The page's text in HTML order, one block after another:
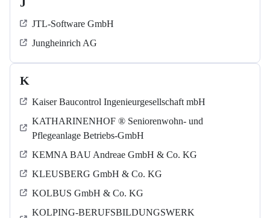
JTL-Software GmbH
Jungheinrich AG
K
Kaiser Baucontrol Ingenieurgesellschaft mbH
KATHARINENHOF ® Seniorenwohn- und
Pflegeanlage Betriebs-GmbH
KEMNA BAU Andreae GmbH & Co. KG
KLEUSBERG GmbH & Co. KG
KOLBUS GmbH & Co. KG
KOLPING-BERUFSBILDUNGSWERK